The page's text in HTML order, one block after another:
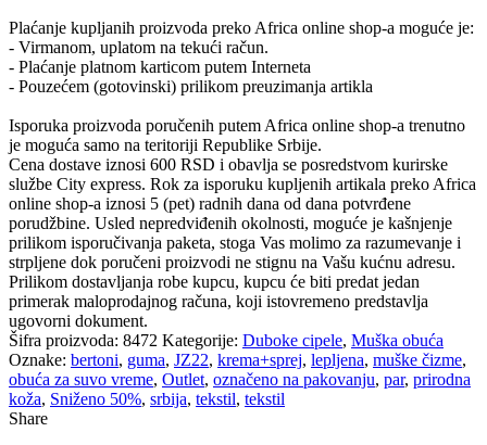
Plaćanje kupljanih proizvoda preko Africa online shop-a moguće je:
- Virmanom, uplatom na tekući račun.
- Plaćanje platnom karticom putem Interneta
- Pouzećem (gotovinski) prilikom preuzimanja artikla
Isporuka proizvoda poručenih putem Africa online shop-a trenutno
je moguća samo na teritoriji Republike Srbije.
Cena dostave iznosi 600 RSD i obavlja se posredstvom kurirske
službe City express. Rok za isporuku kupljenih artikala preko Africa
online shop-a iznosi 5 (pet) radnih dana od dana potvrđene
porudžbine. Usled nepredviđenih okolnosti, moguće je kašnjenje
prilikom isporučivanja paketa, stoga Vas molimo za razumevanje i
strpljene dok poručeni proizvodi ne stignu na Vašu kućnu adresu.
Prilikom dostavljanja robe kupcu, kupcu će biti predat jedan
primerak maloprodajnog računa, koji istovremeno predstavlja
ugovorni dokument.
Šifra proizvoda: 8472 Kategorije: Duboke cipele, Muška obuća
Oznake: bertoni, guma, JZ22, krema+sprej, lepljena, muške čizme,
obuća za suvo vreme, Outlet, označeno na pakovanju, par, prirodna
koža, Sniženo 50%, srbija, tekstil, tekstil
Share